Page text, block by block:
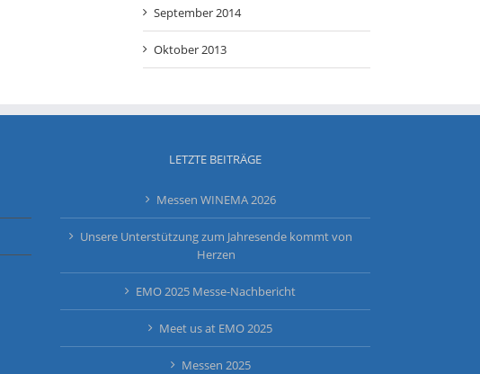
September 2014
Oktober 2013
LETZTE BEITRÄGE
Messen WINEMA 2026
Unsere Unterstützung zum Jahresende kommt von
Herzen
EMO 2025 Messe-Nachbericht
Meet us at EMO 2025
Messen 2025